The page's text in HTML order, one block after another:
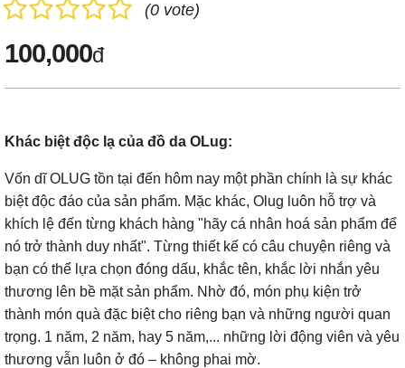
(0 vote)
100,000đ
Khác biệt độc lạ của đồ da OLug:
Vốn dĩ OLUG tồn tại đến hôm nay một phần chính là sự khác
biệt độc đáo của sản phẩm. Mặc khác, Olug luôn hỗ trợ và
khích lệ đến từng khách hàng "hãy cá nhân hoá sản phẩm để
nó trở thành duy nhất". Từng thiết kế có câu chuyện riêng và
bạn có thể lựa chọn đóng dấu, khắc tên, khắc lời nhắn yêu
thương lên bề mặt sản phẩm. Nhờ đó, món phụ kiện trở
thành món quà đặc biệt cho riêng bạn và những người quan
trọng. 1 năm, 2 năm, hay 5 năm,... những lời động viên và yêu
thương vẫn luôn ở đó – không phai mờ.